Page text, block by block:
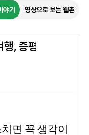
야기 영상으로 보는 웰촌
행, 증평
면 꼭 생각이